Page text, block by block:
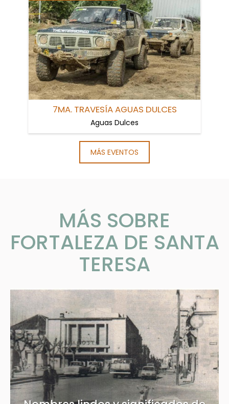
7MA. TRAVESÍA AGUAS DULCES
Aguas Dulces
MÁS EVENTOS
MÁS SOBRE
FORTALEZA DE SANTA
TERESA